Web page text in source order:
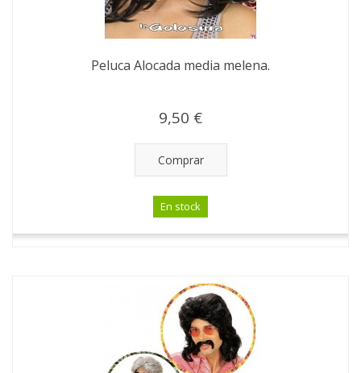
Peluca Alocada media melena.
9,50 €
Comprar
En stock